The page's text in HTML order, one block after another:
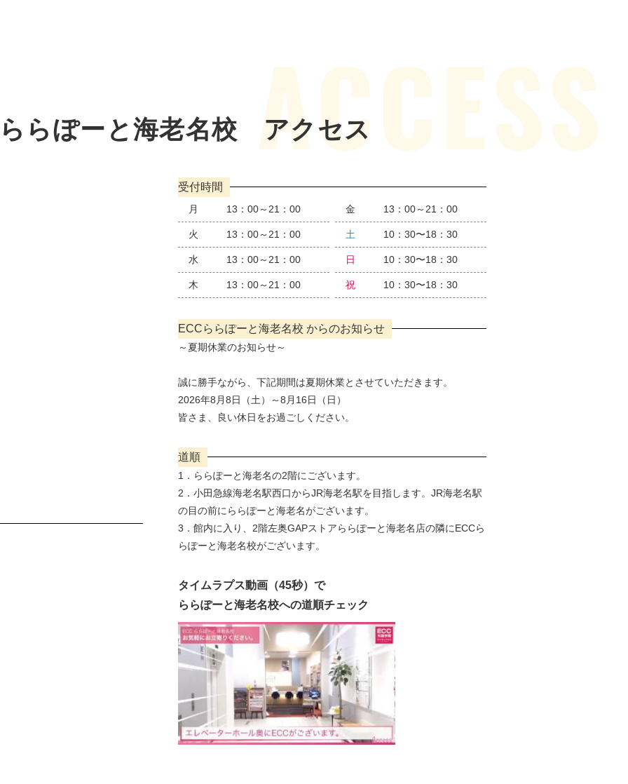
らぽーと海老名校 アクセス
受付時間
月 13：00～21：00
火 13：00～21：00
水 13：00～21：00
木 13：00～21：00
金 13：00～21：00
土 10：30〜18：30
日 10：30〜18：30
祝 10：30〜18：30
ECCららぽーと海老名校 からのお知らせ
～夏期休業のお知らせ～
誠に勝手ながら、下記期間は夏期休業とさせていただきます。
2026年8月8日（土）～8月16日（日）
皆さま、良い休日をお過ごしください。
道順
1．ららぽーと海老名の2階にございます。
2．小田急線海老名駅西口からJR海老名駅を目指します。JR海老名駅
の目の前にららぽーと海老名がございます。
3．館内に入り、2階左奥GAPストアららぽーと海老名店の隣にECCら
らぽーと海老名校がございます。
タイムラプス動画（45秒）で
ららぽーと海老名校への道順チェック